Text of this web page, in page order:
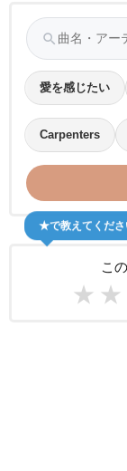
search
愛を感じたい
Carpenters
こ
★ ★
★で教えてくださ